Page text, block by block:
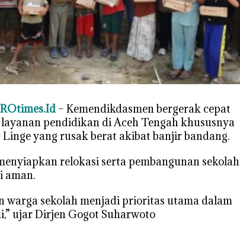
– Kemendikdasmen bergerak cepat
pendidikan di Aceh Tengah khususnya
Linge yang rusak berat akibat banjir bandang.
relokasi serta pembangunan sekolah
aman.
warga sekolah menjadi prioritas utama dalam
ujar Dirjen Gogot Suharwoto
Pendaftara
Desa
n Resmi
Dibuka,